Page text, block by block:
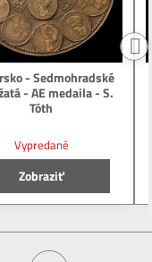
- Sedmohradské
- AE medaila - S.
Tóth
Vypredané
Zobraziť